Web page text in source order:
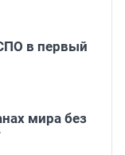
в первый
мира без